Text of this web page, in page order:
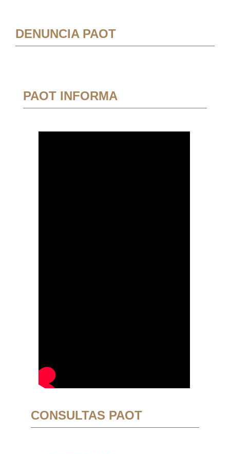
DENUNCIA PAOT
PAOT INFORMA
CONSULTAS PAOT